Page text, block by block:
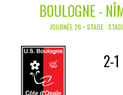
BOULOGNE -
JOURNÉE 26 • STADE :
2-1